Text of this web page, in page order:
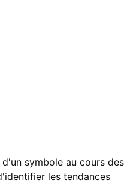
symbole au cours des
les tendances